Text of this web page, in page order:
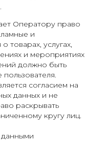
Оператору право
и
услугах,
и мероприятиях
должно быть
согласием на
данных и не
раскрывать
кругу лиц.